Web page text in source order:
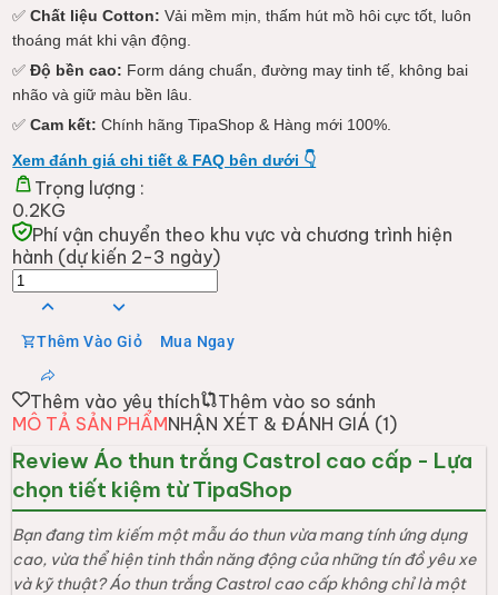
✅Chất liệu Cotton: Vải mềm mịn, thấm hút mồ hôi cực tốt, luôn
thoáng mát khi vận động.
✅Độ bền cao: Form dáng chuẩn, đường may tinh tế, không bai
nhão và giữ màu bền lâu.
✅Cam kết: Chính hãng TipaShop & Hàng mới 100%.
Xem đánh giá chi tiết & FAQ bên dưới 👇
Trọng lượng :
0.2KG
Phí vận chuyển theo khu vực và chương trình hiện
hành (dự kiến 2-3 ngày)
Thêm Vào Giỏ Mua Ngay
Thêm vào yêu thích
Thêm vào so sánh
MÔ TẢ SẢN PHẨMNHẬN XÉT & ĐÁNH GIÁ (1)
Review Áo thun trắng Castrol cao cấp - Lựa
chọn tiết kiệm từ TipaShop
Bạn đang tìm kiếm một mẫu áo thun vừa mang tính ứng dụng
cao, vừa thể hiện tinh thần năng động của những tín đồ yêu xe
và kỹ thuật? Áo thun trắng Castrol cao cấp không chỉ là một